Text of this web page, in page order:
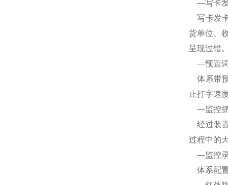
—写卡
写卡发
货单位、
呈现过错
—预置
体系带
止打字速
—监控抓
经过装
过程中的
—监控
体系配